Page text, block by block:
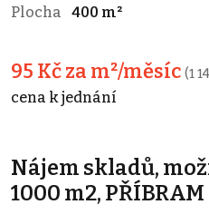
Plocha
400 m²
95 Kč za m²/měsíc (1
cena k jednání
Nájem skladů,
1000 m2, PŘÍBRAM